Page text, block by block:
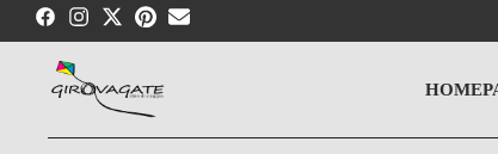
Skip
content